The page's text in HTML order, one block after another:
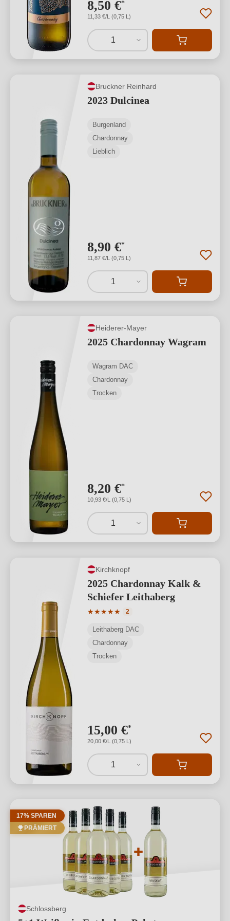
8,50 €*
11,33 €/L (0,75 L)
1
Bruckner Reinhard
2023 Dulcinea
Burgenland
Chardonnay
Lieblich
8,90 €*
11,87 €/L (0,75 L)
1
Heiderer-Mayer
2025 Chardonnay Wagram
Wagram DAC
Chardonnay
Trocken
8,20 €*
10,93 €/L (0,75 L)
1
Kirchknopf
2025 Chardonnay Kalk &
Schiefer Leithaberg
★★★★★
Durchschnittliche Bewertung von 5
2
Leithaberg DAC
Chardonnay
Trocken
15,00 €*
20,00 €/L (0,75 L)
1
17% SPAREN
PRÄMIERT
Schlossberg